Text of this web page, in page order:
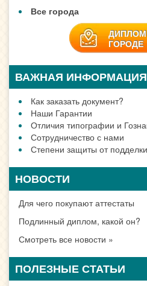
Все города
ГОРОДЕ
ВАЖНАЯ ИНФОРМАЦИЯ
Как заказать документ?
Наши Гарантии
Отличия типографии и
Сотрудничество с нами
Степени защиты от подделки
НОВОСТИ
Для чего покупают аттестаты
Подлинный диплом, какой он?
Смотреть все новости »
ПОЛЕЗНЫЕ СТАТЬИ